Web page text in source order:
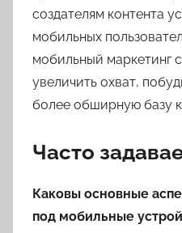
создателям контента
мобильных
мобильный маркетинг
увеличить охват,
более обширную базу
Часто
Каковы основные
под мобильные